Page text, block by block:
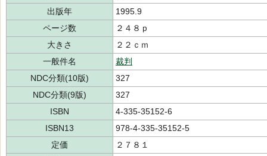
出版年
1995.9
ページ数
２４８ｐ
大きさ
２２ｃｍ
一般件名
裁判
NDC分類(10版)
327
NDC分類(9版)
327
ISBN
4-335-35152-6
ISBN13
978-4-335-35152-5
定価
２７８１